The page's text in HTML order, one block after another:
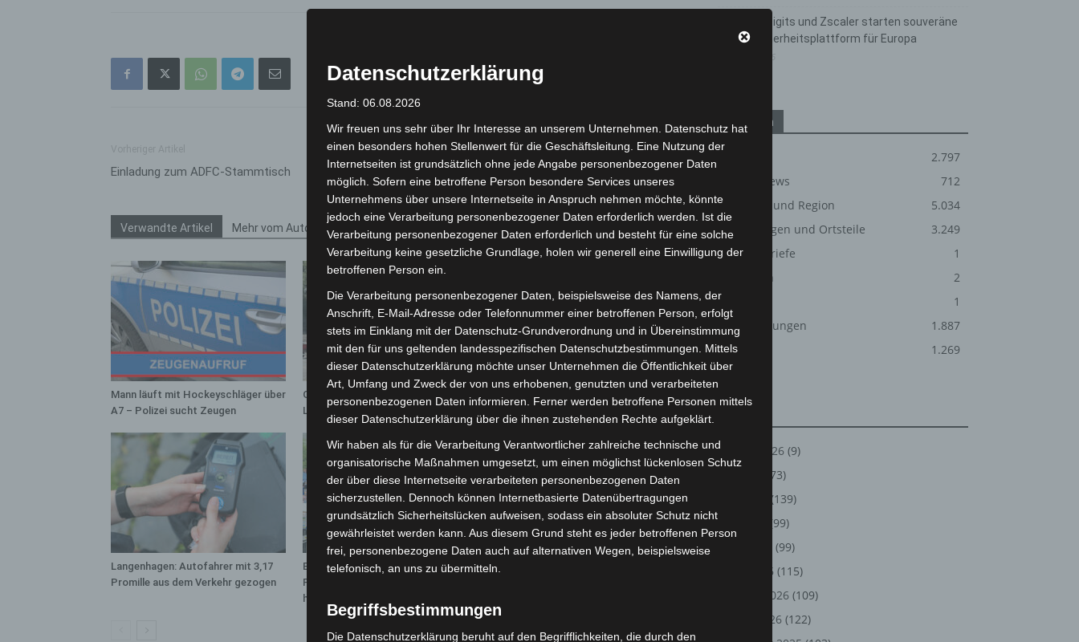
Einladung zum ADFC-Stammtisch
Nächster Artikel
„MACH DOCH WAS DU WILLST!“
Verwandte Artikel Mehr vom Autor
Mann läuft mit Hockeyschläger über
A7 – Polizei sucht Zeugen
Gasleitung bei McDonald’s-Umbau in
Langenhagen beschädigt
Hannover Klassik Open Air 2026:
Langenhagen: Autofahrer mit 3,17
Promille aus dem Verkehr gezogen
Blaulichtmeile Langenhagen 2026:
Polizei, Feuerwehr und Rettung
hautnah erleben
Polizei Langenhagen testet
Schwarz Digits und Zscaler starten souveräne
Cloud-Sicherheitsplattform für Europa
Kategorien
2.797
Corona-News
712
Hannover und Region
5.034
Langenhagen und Ortsteile
3.249
Leserbriefe
1
Menschen
2
Über uns
1
Veranstaltungen
1.887
Welt
1.269
August 2026 (9)
(73)
(139)
(99)
(99)
März 2026 (115)
Februar 2026 (109)
Januar 2026 (122)
Datenschutzerklärung
Stand: 06.08.2026
Wir freuen uns sehr über Ihr Interesse an unserem Unternehmen. Datenschutz hat
einen besonders hohen Stellenwert für die Geschäftsleitung. Eine Nutzung der
Internetseiten ist grundsätzlich ohne jede Angabe personenbezogener Daten
möglich. Sofern eine betroffene Person besondere Services unseres
Unternehmens über unsere Internetseite in Anspruch nehmen möchte, könnte
jedoch eine Verarbeitung personenbezogener Daten erforderlich werden. Ist die
Verarbeitung personenbezogener Daten erforderlich und besteht für eine solche
Verarbeitung keine gesetzliche Grundlage, holen wir generell eine Einwilligung der
betroffenen Person ein.
Die Verarbeitung personenbezogener Daten, beispielsweise des Namens, der
Anschrift, E-Mail-Adresse oder Telefonnummer einer betroffenen Person, erfolgt
stets im Einklang mit der Datenschutz-Grundverordnung und in Übereinstimmung
mit den für uns geltenden landesspezifischen Datenschutzbestimmungen. Mittels
dieser Datenschutzerklärung möchte unser Unternehmen die Öffentlichkeit über
Art, Umfang und Zweck der von uns erhobenen, genutzten und verarbeiteten
personenbezogenen Daten informieren. Ferner werden betroffene Personen mittels
dieser Datenschutzerklärung über die ihnen zustehenden Rechte aufgeklärt.
Wir haben als für die Verarbeitung Verantwortlicher zahlreiche technische und
organisatorische Maßnahmen umgesetzt, um einen möglichst lückenlosen Schutz
der über diese Internetseite verarbeiteten personenbezogenen Daten
sicherzustellen. Dennoch können Internetbasierte Datenübertragungen
grundsätzlich Sicherheitslücken aufweisen, sodass ein absoluter Schutz nicht
gewährleistet werden kann. Aus diesem Grund steht es jeder betroffenen Person
frei, personenbezogene Daten auch auf alternativen Wegen, beispielsweise
telefonisch, an uns zu übermitteln.
Begriffsbestimmungen
Die Datenschutzerklärung beruht auf den Begrifflichkeiten, die durch den